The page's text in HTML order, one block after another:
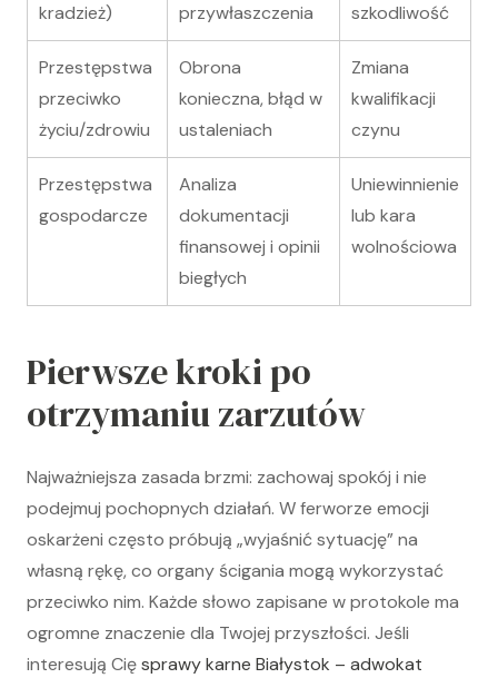
kradzież)
przywłaszczenia
szkodliwość
Przestępstwa
przeciwko
życiu/zdrowiu
Obrona
konieczna, błąd w
ustaleniach
Zmiana
kwalifikacji
czynu
Przestępstwa
gospodarcze
Analiza
dokumentacji
finansowej i opinii
biegłych
Uniewinnienie
lub kara
wolnościowa
Pierwsze kroki po
otrzymaniu zarzutów
Najważniejsza zasada brzmi: zachowaj spokój i nie
podejmuj pochopnych działań. W ferworze emocji
oskarżeni często próbują „wyjaśnić sytuację” na
własną rękę, co organy ścigania mogą wykorzystać
przeciwko nim. Każde słowo zapisane w protokole ma
ogromne znaczenie dla Twojej przyszłości. Jeśli
interesują Cięsprawy karne Białystok – adwokat